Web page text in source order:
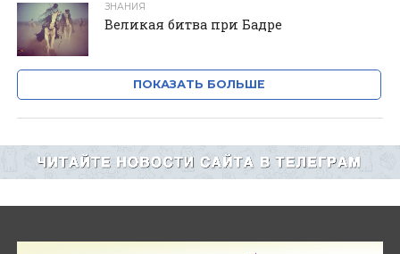
ЗНАНИЯ
Великая битва при Бадре
ПОКАЗАТЬ БОЛЬШЕ